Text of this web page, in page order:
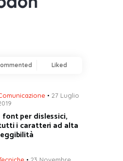
Liked
27 Luglio
font per dislessici,
i caratteri ad alta